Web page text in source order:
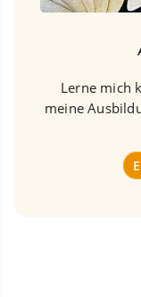
Lerne mich
meine